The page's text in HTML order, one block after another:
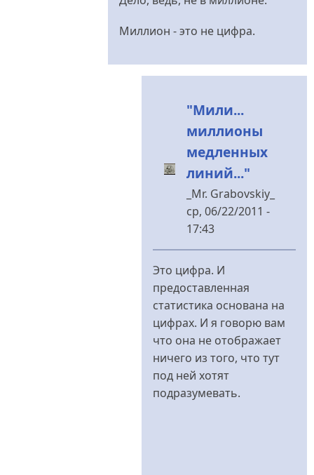
до
мильён
_Mr.
Миллион - это не цифра.
"Мили...
миллионы
медленных
линий..."
_Mr. Grabovskiy_
ср, 06/22/2011 -
17:43
У
відповідь
до
ведь,
від
Это цифра. И
предоставленная
статистика основана на
цифрах. И я говорю вам
что она не отображает
ничего из того, что тут
под ней хотят
подразумевать.